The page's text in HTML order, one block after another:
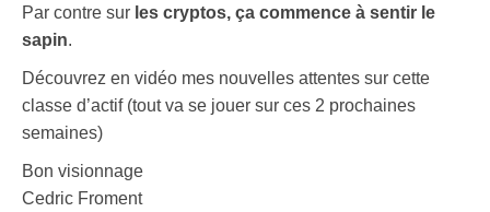
Par contre sur les cryptos, ça commence à sentir le
sapin.
Découvrez en vidéo mes nouvelles attentes sur cette
classe d’actif (tout va se jouer sur ces 2 prochaines
semaines)
Bon visionnage
Cedric Froment